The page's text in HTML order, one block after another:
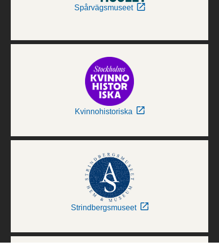
Spårvägsmuseet
Kvinnohistoriska
Strindbergsmuseet